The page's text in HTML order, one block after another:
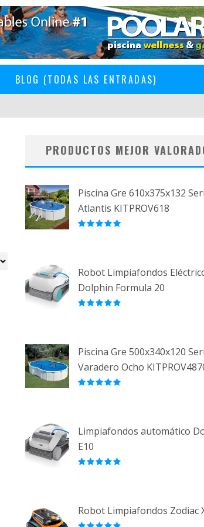
BLOG (TODAS LAS ENTRADAS)
PRODUCTOS MEJOR
Piscina Gre 610x375x132
Atlantis KITPROV618
Robot Limpiafondos
Dolphin Formula 20
Piscina Gre 500x340x120
Varadero Ocho
Limpiafondos automático
E10
Robot Limpiafondos Zodiac